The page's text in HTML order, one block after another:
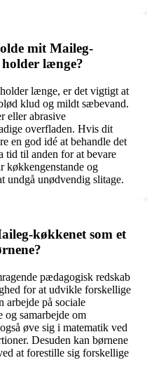
mit Maileg-
længe?
længe, er det vigtigt at
klud og mildt sæbevand.
eller abrasive
overfladen. Hvis dit
en god idé at behandle det
tid til anden for at bevare
køkkengenstande og
undgå unødvendig slitage.
køkkenet som et
pædagogisk redskab
for at udvikle forskellige
arbejde på sociale
og samarbejde om
øve sig i matematik ved
Desuden kan børnene
at forestille sig forskellige